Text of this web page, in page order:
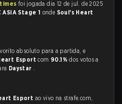
foi jogada dia 12 de jul. de 2025
ASIA Stage 1 onde Soul's Heart
absoluto para a partida, e
Esportcom 90.1%dos votos a
Daystar .
Esport ao vivo na strafe.com,